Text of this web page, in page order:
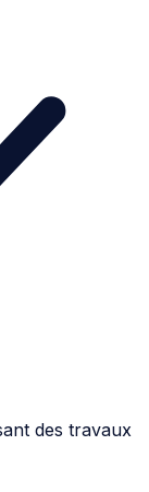
des travaux